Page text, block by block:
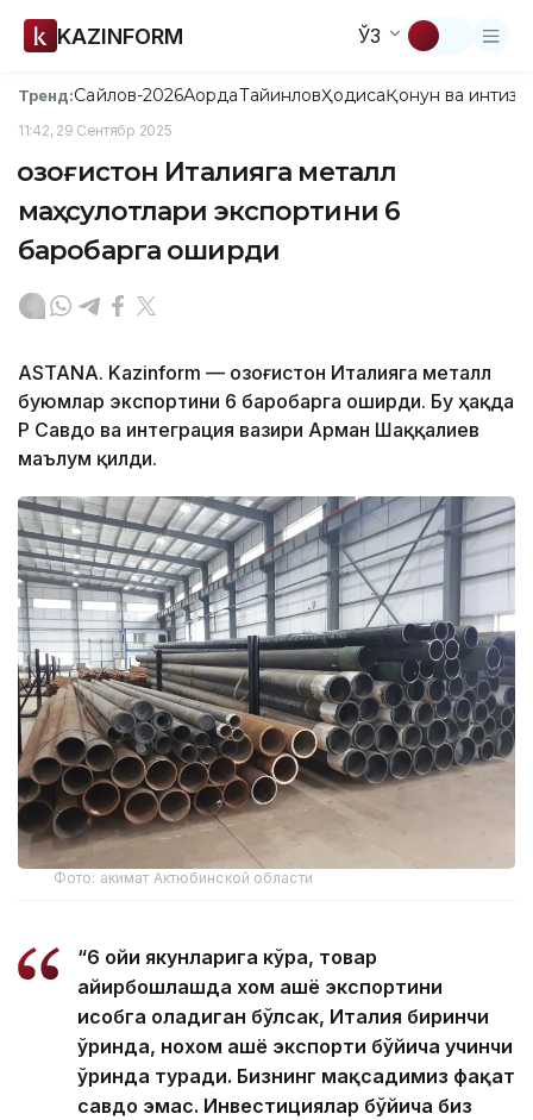
KAZINFORM ЎЗ
Тренд:Сайлов-2026АқордаТайинловҲодисаҚонун ва
11:42, 29 Сентябр 2025
Қозоғистон Италияга металл
маҳсулотлари экспортини 6
баробарга оширди
ASTANA. Kazinform — Қозоғистон Италияга металл
буюмлар экспортини 6 баробарга оширди. Бу ҳақда
ҚР Савдо ва интеграция вазири Арман Шаққалиев
маълум қилди.
Фото: акимат Актюбинской области
“6 ойи якунларига кўра, товар
айирбошлашда хом ашё экспортини
ҳисобга оладиган бўлсак, Италия биринчи
ўринда, нохом ашё экспорти бўйича учинчи
ўринда туради. Бизнинг мақсадимиз фақат
савдо эмас. Инвестициялар бўйича биз